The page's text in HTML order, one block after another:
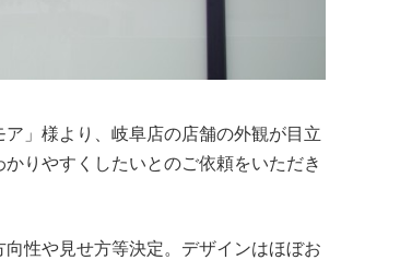
」様より、岐阜店の店舗の外観が目立
りやすくしたいとのご依頼をいただき
性や見せ方等決定。デザインはほぼお